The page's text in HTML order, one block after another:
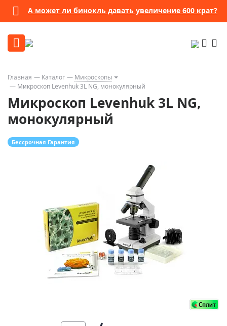
А может ли бинокль давать увеличение 600 крат?
Главная Каталог
Микроскопы
Микроскоп Levenhuk 3L NG, монокулярный
Микроскоп Levenhuk 3L NG,
монокулярный
Бессрочная Гарантия